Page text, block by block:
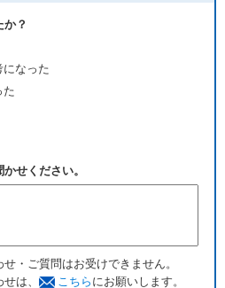
？
なった
た
せください。
・ご質問はお受けできません。
は、
こちら にお願いします。